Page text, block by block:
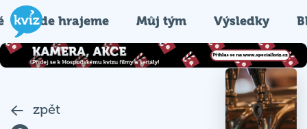
Kde hrajeme Můj tým Výsledky
zpět